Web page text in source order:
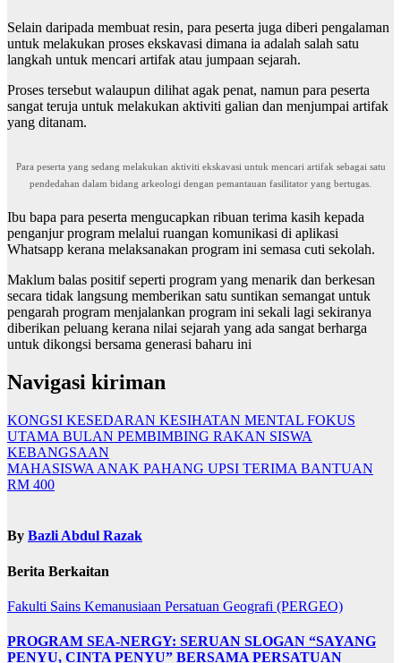
Selain daripada membuat resin, para peserta juga diberi pengalaman
untuk melakukan proses ekskavasi dimana ia adalah salah satu
langkah untuk mencari artifak atau jumpaan sejarah.
Proses tersebut walaupun dilihat agak penat, namun para peserta
sangat teruja untuk melakukan aktiviti galian dan menjumpai artifak
yang ditanam.
Para peserta yang sedang melakukan aktiviti ekskavasi untuk mencari artifak sebagai satu
pendedahan dalam bidang arkeologi dengan pemantauan fasilitator yang bertugas.
Ibu bapa para peserta mengucapkan ribuan terima kasih kepada
penganjur program melalui ruangan komunikasi di aplikasi
Whatsapp kerana melaksanakan program ini semasa cuti sekolah.
Maklum balas positif seperti program yang menarik dan berkesan
secara tidak langsung memberikan satu suntikan semangat untuk
pengarah program menjalankan program ini sekali lagi sekiranya
diberikan peluang kerana nilai sejarah yang ada sangat berharga
untuk dikongsi bersama generasi baharu ini
Navigasi kiriman
KONGSI KESEDARAN KESIHATAN MENTAL FOKUS
UTAMA BULAN PEMBIMBING RAKAN SISWA
KEBANGSAAN
MAHASISWA ANAK PAHANG UPSI TERIMA BANTUAN
RM 400
By Bazli Abdul Razak
Berita Berkaitan
Fakulti Sains Kemanusiaan Persatuan Geografi (PERGEO)
PROGRAM SEA-NERGY: SERUAN SLOGAN “SAYANG
PENYU, CINTA PENYU” BERSAMA PERSATUAN